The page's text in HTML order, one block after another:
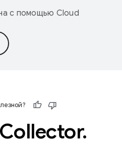
с помощью Cloud
Collector.